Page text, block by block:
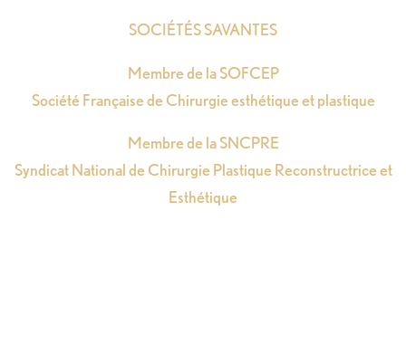
SOCIÉTÉS SAVANTES
Membre de la SOFCEP
Société Française de Chirurgie esthétique et plastique
Membre de la SNCPRE
Syndicat National de Chirurgie Plastique Reconstructrice et
Esthétique